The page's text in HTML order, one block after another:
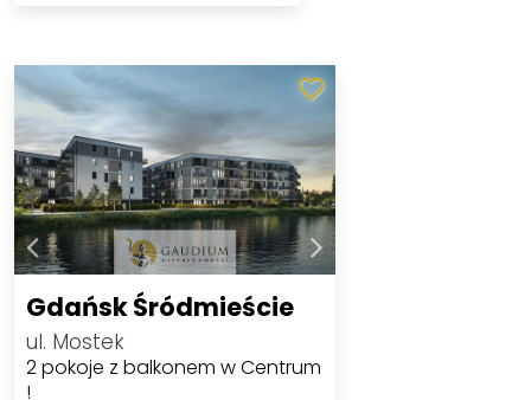
Gdańsk Śródmieście
ul. Mostek
2 pokoje z balkonem w Centrum
!